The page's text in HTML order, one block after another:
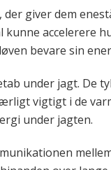
giver dem
kunne
bevare sin
under jagt. De
vigtigt i de
under jagten.